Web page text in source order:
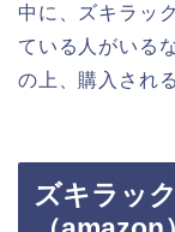
中に、ズキラッ
ている人がいる
の上、購入され
ズキラッ